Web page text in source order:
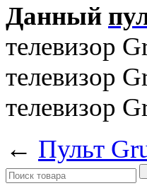
Данный
телевизор
телевизор
телевизор
← Пульт